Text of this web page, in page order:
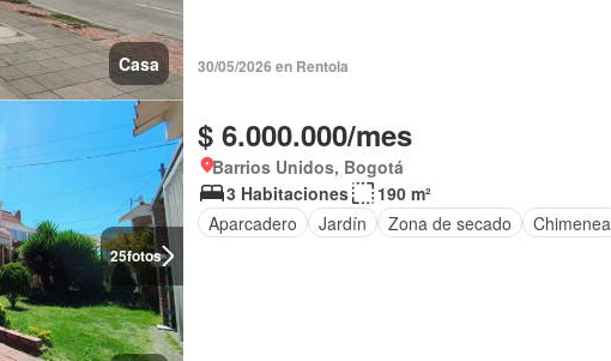
Casa 30/05/2026 en Rentola
25fotos
$ 6.000.000/mes
Barrios Unidos, Bogotá
3 Habitaciones
190 m²
Aparcadero
Jardín Zona de secado Chimenea